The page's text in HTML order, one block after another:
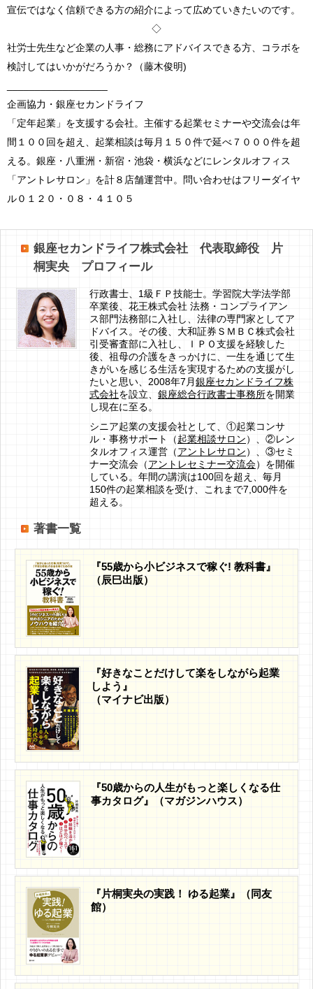
宣伝ではなく信頼できる方の紹介によって広めていきたいのです。
◇
社労士先生など企業の人事・総務にアドバイスできる方、コラボを
検討してはいかがだろうか？（藤木俊明)
企画協力・銀座セカンドライフ
「定年起業」を支援する会社。主催する起業セミナーや交流会は年
間１００回を超え、起業相談は毎月１５０件で延べ７０００件を超
える。銀座・八重洲・新宿・池袋・横浜などにレンタルオフィス
「アントレサロン」を計８店舗運営中。問い合わせはフリーダイヤ
ル０１２０・０８・４１０５
銀座セカンドライフ株式会社 代表取締役 片
桐実央 プロフィール
行政書士、1級ＦＰ技能士。学習院大学法学部
卒業後、花王株式会社 法務・コンプライアン
ス部門法務部に入社し、法律の専門家としてア
ドバイス。その後、大和証券ＳＭＢＣ株式会社
引受審査部に入社し、ＩＰＯ支援を経験した
後、祖母の介護をきっかけに、一生を通じて生
きがいを感じる生活を実現するための支援がし
たいと思い、2008年7月 銀座セカンドライフ株
式会社を設立、 銀座総合行政書士事務所を開業
し現在に至る。
シニア起業の支援会社として、①起業コンサ
ル・事務サポート（ 起業相談サロン ）、②レン
タルオフィス運営（ アントレサロン ）、③セミ
ナー交流会（ アントレセミナー交流会）を開催
している。年間の講演は100回を超え、毎月
150件の起業相談を受け、これまで7,000件を
超える。
著書一覧
『55歳から小ビジネスで稼ぐ! 教科書』
（辰巳出版）
『好きなことだけして楽をしながら起業
しよう』
（マイナビ出版）
『50歳からの人生がもっと楽しくなる仕
事カタログ』（マガジンハウス）
『片桐実央の実践！ ゆる起業』（同友
館）